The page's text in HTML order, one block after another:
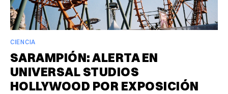
CIENCIA
SARAMPIÓN: ALERTA EN
UNIVERSAL STUDIOS
HOLLYWOOD POR EXPOSICIÓN